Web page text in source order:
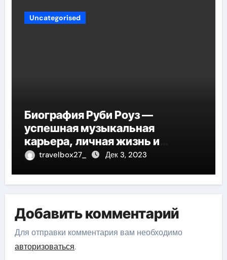
Uncategorised
Биография Руби Роуз —
успешная музыкальная
карьера, личная жизнь и
знаковые достижения
travelbox27_ Дек 3, 2023
Добавить комментарий
Для отправки комментария вам необходимо
авторизоваться.